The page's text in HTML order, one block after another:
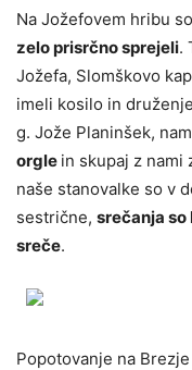
Na Jožefovem hribu
zelo prisrčno sprejeli.
Jožefa, Slomškovo
imeli kosilo in
g. Jože Planinšek,
orgle in skupaj z nami
naše stanovalke so v
sestrične, srečanja so
sreče.
Popotovanje na